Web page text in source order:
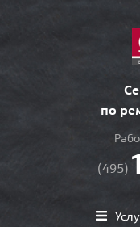
по
(495)